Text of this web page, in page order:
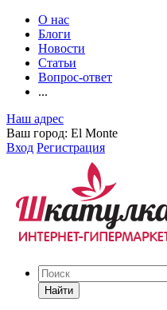
О нас
Блоги
Новости
Статьи
Вопрос-ответ
...
Наш адрес
Ваш город: El Monte
Вход Регистрация
Найти